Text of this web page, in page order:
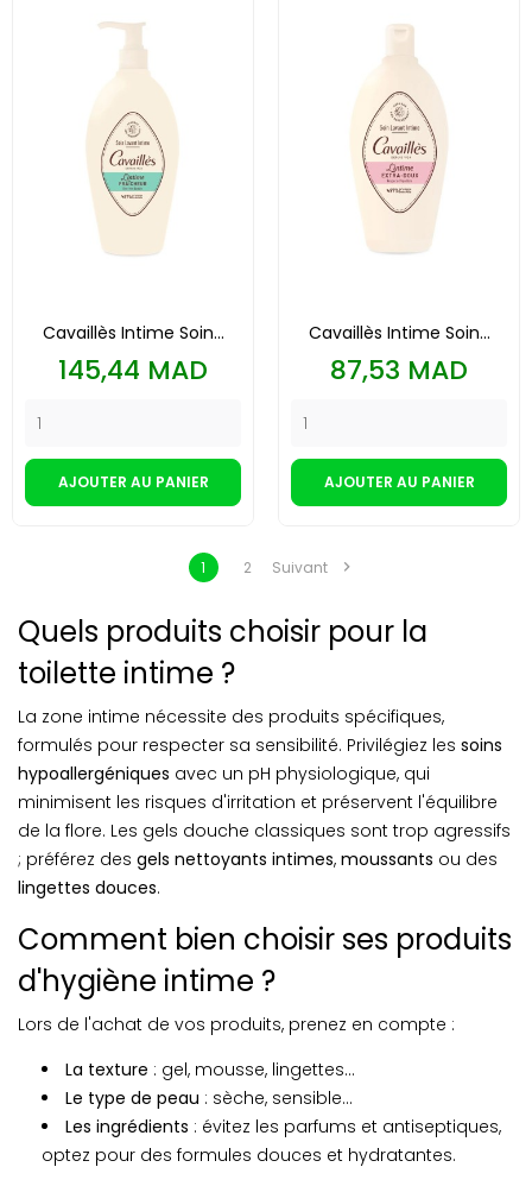
Cavaillès Intime Soin...
Prix
145,44 MAD
AJOUTER AU PANIER
Cavaillès Intime Soin...
Prix
87,53 MAD
AJOUTER AU PANIER
1 2 Suivant 
Quels produits choisir pour la
toilette intime ?
La zone intime nécessite des produits spécifiques,
formulés pour respecter sa sensibilité. Privilégiez les soins
hypoallergéniques avec un pH physiologique, qui
minimisent les risques d'irritation et préservent l'équilibre
de la flore. Les gels douche classiques sont trop agressifs
; préférez des gels nettoyants intimes, moussants ou des
lingettes douces.
Comment bien choisir ses produits
d'hygiène intime ?
Lors de l'achat de vos produits, prenez en compte :
La texture : gel, mousse, lingettes...
Le type de peau : sèche, sensible...
Les ingrédients : évitez les parfums et antiseptiques,
optez pour des formules douces et hydratantes.